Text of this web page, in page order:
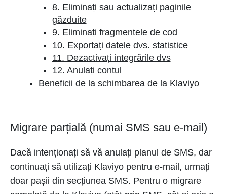
8. Eliminați sau actualizați paginile
găzduite
9. Eliminați fragmentele de cod
10. Exportați datele dvs. statistice
11. Dezactivați integrările dvs
12. Anulați contul
Beneficii de la schimbarea de la Klaviyo
Migrare parțială (numai SMS sau e-mail)
Dacă intenționați să vă anulați planul de SMS, dar
continuați să utilizați Klaviyo pentru e-mail, urmați
doar pașii din secțiunea SMS. Pentru o migrare